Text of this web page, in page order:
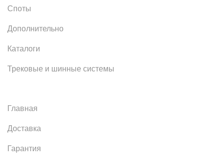
Споты
Дополнительно
Каталоги
Трековые и шинные системы
Главная
Доставка
Гарантия